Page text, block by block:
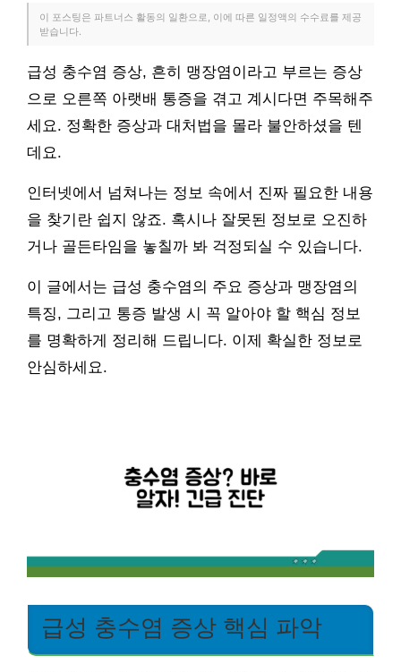
이 포스팅은 파트너스 활동의 일환으로, 이에 따른 일정액의 수수료를 제공
받습니다.
급성 충수염 증상, 흔히 맹장염이라고 부르는 증상
으로 오른쪽 아랫배 통증을 겪고 계시다면 주목해주
세요. 정확한 증상과 대처법을 몰라 불안하셨을 텐
데요.
인터넷에서 넘쳐나는 정보 속에서 진짜 필요한 내용
을 찾기란 쉽지 않죠. 혹시나 잘못된 정보로 오진하
거나 골든타임을 놓칠까 봐 걱정되실 수 있습니다.
이 글에서는 급성 충수염의 주요 증상과 맹장염의
특징, 그리고 통증 발생 시 꼭 알아야 할 핵심 정보
를 명확하게 정리해 드립니다. 이제 확실한 정보로
안심하세요.
급성 충수염 증상 핵심 파악